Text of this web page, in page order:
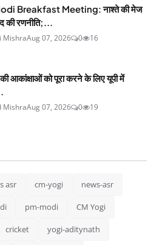
Breakfast Meeting: नाश्ते की मेज
की रणनीति;...
MishraAug 07, 2026 0 16
आकांक्षाओं को पूरा करने के लिए यूपी में
MishraAug 07, 2026 0 19
asr cm-yogi news-asr
pm-modi CM Yogi
cricket yogi-aditynath